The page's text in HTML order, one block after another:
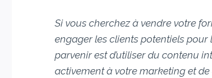
Si vous cherchez à vendre votre
engager les clients potentiels
parvenir est d’utiliser du contenu
activement à votre marketing et